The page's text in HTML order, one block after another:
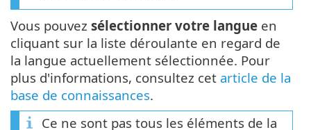
Vous pouvez sélectionner votre langue en
cliquant sur la liste déroulante en regard de
la langue actuellement sélectionnée. Pour
plus d'informations, consultez cet article de la
base de connaissances.
Ce ne sont pas tous les éléments de la